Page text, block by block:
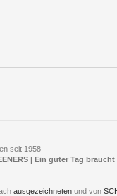
für unsere
seit 1958
| Ein guter Tag
ausgezeichnetenund von